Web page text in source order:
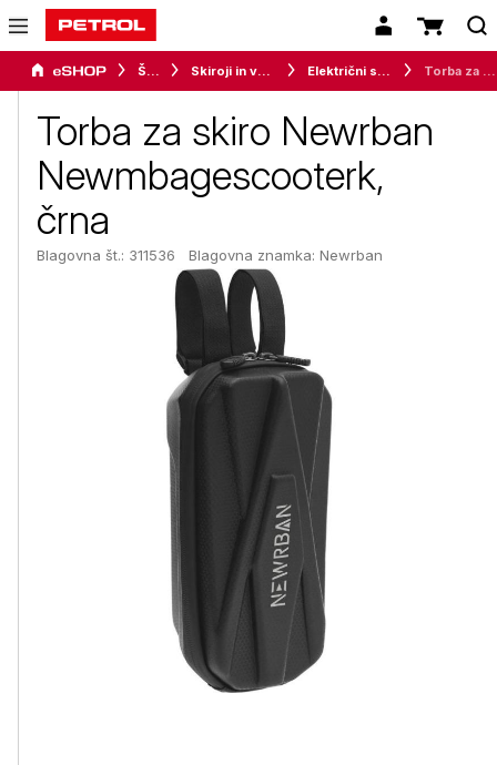
Šport Skiroji in vozila s kolesci Električni skiroji
Torba za skiro Newrban
Newmbagescooterk,
črna
Blagovna št.: 311536 Blagovna znamka: Newrban